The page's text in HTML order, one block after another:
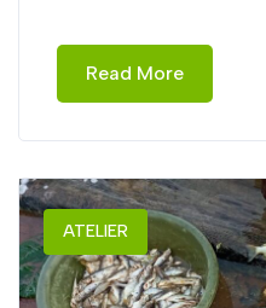
Read More
ATELIER